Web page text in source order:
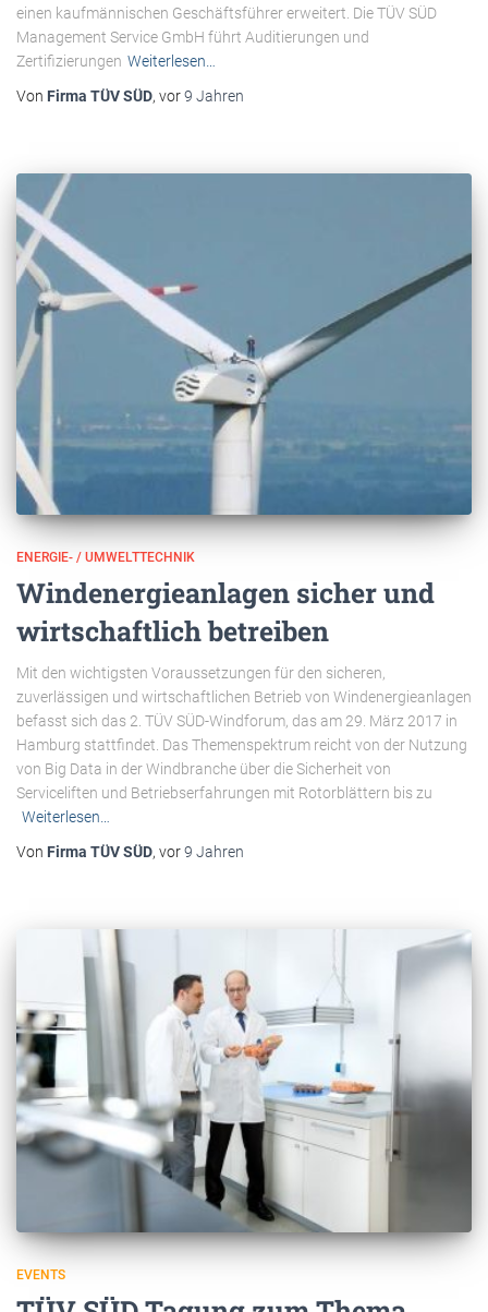
einen kaufmännischen Geschäftsführer erweitert. Die TÜV SÜD
Management Service GmbH führt Auditierungen und
Zertifizierungen Weiterlesen…
Von Firma TÜV SÜD, vor9 Jahren
ENERGIE- / UMWELTTECHNIK
Windenergieanlagen sicher und
wirtschaftlich betreiben
Mit den wichtigsten Voraussetzungen für den sicheren,
zuverlässigen und wirtschaftlichen Betrieb von Windenergieanlagen
befasst sich das 2. TÜV SÜD-Windforum, das am 29. März 2017 in
Hamburg stattfindet. Das Themenspektrum reicht von der Nutzung
von Big Data in der Windbranche über die Sicherheit von
Serviceliften und Betriebserfahrungen mit Rotorblättern bis zu
Weiterlesen…
Von Firma TÜV SÜD, vor9 Jahren
EVENTS